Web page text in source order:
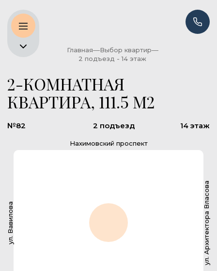
Главная
Выбор квартир
2 подъезд - 14 этаж
2-КОМНАТНАЯ
КВАРТИРА, 111.5 М2
№82 2 подъезд 14 этаж
ул. Вавилова
Нахимовский проспект
ул. Архитектора Власова